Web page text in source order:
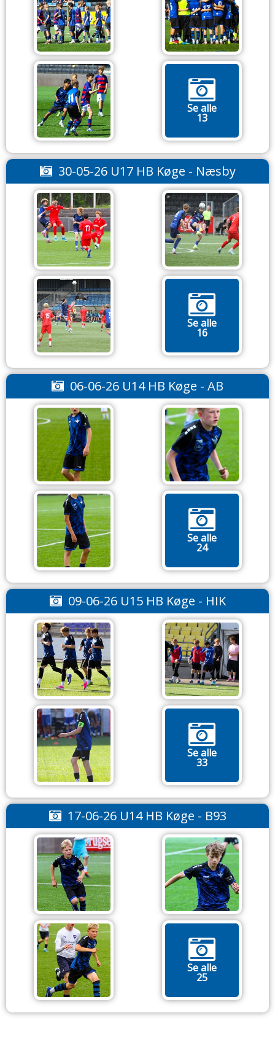
Se alle
13
30-05-26 U17 HB Køge - Næsby
Se alle
16
06-06-26 U14 HB Køge - AB
Se alle
24
09-06-26 U15 HB Køge - HIK
Se alle
33
17-06-26 U14 HB Køge - B93
Se alle
25